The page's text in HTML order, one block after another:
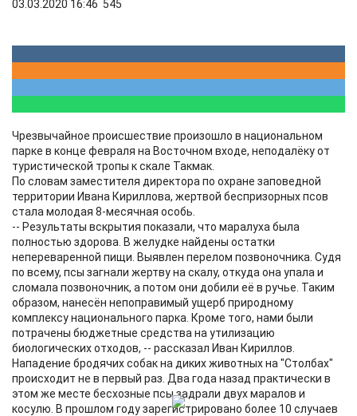
03.03.2020 16:46 545
Чрезвычайное происшествие произошло в национальном
парке в конце февраля на Восточном входе, неподалёку от
туристической тропы к скале Такмак.
По словам заместителя директора по охране заповедной
территории Ивана Кириллова, жертвой беспризорных псов
стала молодая 8-месячная особь.
-- Результаты вскрытия показали, что маралуха была
полностью здорова. В желудке найдены остатки
непереваренной пищи. Выявлен перелом позвоночника. Судя
по всему, псы загнали жертву на скалу, откуда она упала и
сломала позвоночник, а потом они добили её в ручье. Таким
образом, нанесён непоправимый ущерб природному
комплексу национального парка. Кроме того, нами были
потрачены бюджетные средства на утилизацию
биологических отходов, -- рассказал Иван Кириллов.
Нападение бродячих собак на диких животных на "Столбах"
происходит не в первый раз. Два года назад практически в
этом же месте бесхозные псы задрали двух маралов и
косулю. В прошлом году зарегистрировано более 10 случаев